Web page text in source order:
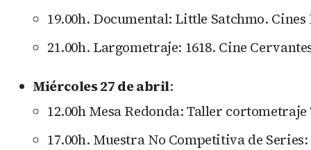
19.00h. Documental: Little Satchmo. Cines
21.00h. Largometraje: 1618. Cine
Miércoles 27 de abril:
12.00h Mesa Redonda: Taller cortometraje
17.00h. Muestra No Competitiva de